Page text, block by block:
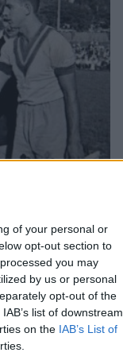
of your personal or
opt-out section to
you may
by us or personal
opt-out of the
list of downstream
on the IAB’s List of